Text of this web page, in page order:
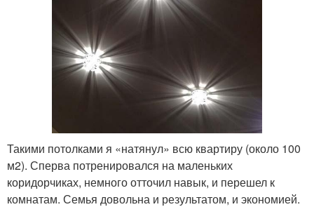
Такими потолками я «натянул» всю квартиру (около 100
м2). Сперва потренировался на маленьких
коридорчиках, немного отточил навык, и перешел к
комнатам. Семья довольна и результатом, и экономией.